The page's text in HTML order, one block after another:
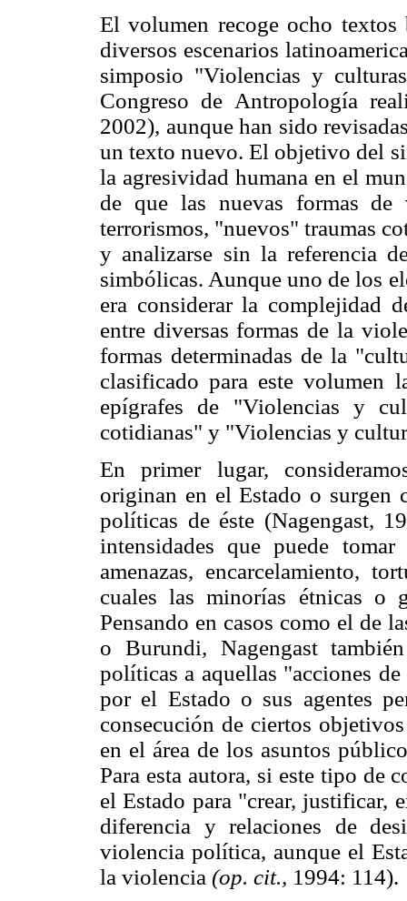
El volumen recoge ocho textos
diversos escenarios
simposio "Violencias y
Congreso de Antropología
2002), aunque han sido
un texto nuevo. El objetivo del
la agresividad humana en el
de que las nuevas formas
terrorismos, "nuevos" traumas
y analizarse sin la referencia
simbólicas. Aunque uno de los
era considerar la complejidad
entre diversas formas de la
formas determinadas de la
clasificado para este volumen
epígrafes de "Violencias y
cotidianas" y "Violencias y
En primer lugar,
originan en el Estado o surgen
políticas de éste (Nagengast,
intensidades que puede
amenazas, encarcelamiento,
cuales las minorías étnicas o
Pensando en casos como el de
o Burundi, Nagengast
políticas a aquellas "acciones
por el Estado o sus agentes
consecución de ciertos
en el área de los asuntos
Para esta autora, si este tipo de
el Estado para "crear, justificar,
diferencia y relaciones de
violencia política, aunque el
la violencia (op. cit., 1994: 114).